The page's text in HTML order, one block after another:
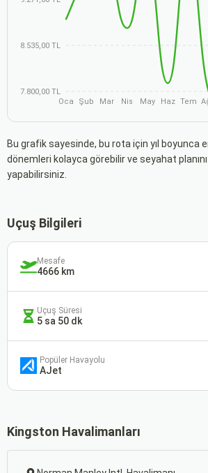
8.535,00 TL
7.800,00 TL
Oca
Şub Mar Nis May Haz Tem
Bu grafik sayesinde, bu rota için yıl boyunca
dönemleri kolayca görebilir ve seyahat
yapabilirsiniz.
Uçuş Bilgileri
Mesafe
4666 km
Uçuş Süresi
5 sa 50 dk
Popüler Havayolu
AJet
Kingston Havalimanları